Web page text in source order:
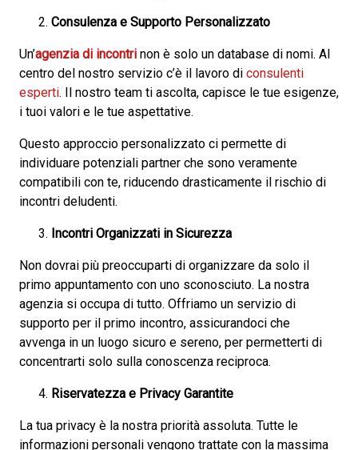
Consulenza e Supporto Personalizzato
Un’agenzia di incontri non è solo un database di nomi. Al
centro del nostro servizio c’è il lavoro di consulenti
esperti. Il nostro team ti ascolta, capisce le tue esigenze,
i tuoi valori e le tue aspettative.
Questo approccio personalizzato ci permette di
individuare potenziali partner che sono veramente
compatibili con te, riducendo drasticamente il rischio di
incontri deludenti.
Incontri Organizzati in Sicurezza
Non dovrai più preoccuparti di organizzare da solo il
primo appuntamento con uno sconosciuto. La nostra
agenzia si occupa di tutto. Offriamo un servizio di
supporto per il primo incontro, assicurandoci che
avvenga in un luogo sicuro e sereno, per permetterti di
concentrarti solo sulla conoscenza reciproca.
Riservatezza e Privacy Garantite
La tua privacy è la nostra priorità assoluta. Tutte le
informazioni personali vengono trattate con la massima